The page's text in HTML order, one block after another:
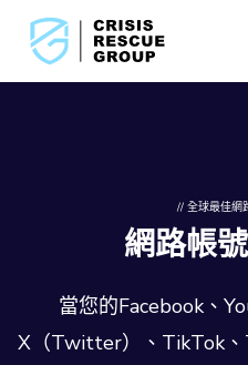
// 全球最佳網
網路帳
當您的Facebook、
X（Twitter）、TikTok、